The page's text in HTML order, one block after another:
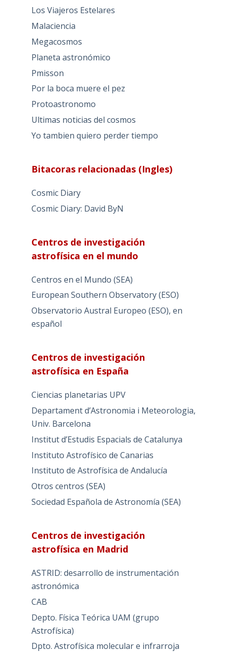
Los Viajeros Estelares
Malaciencia
Megacosmos
Planeta astronómico
Pmisson
Por la boca muere el pez
Protoastronomo
Ultimas noticias del cosmos
Yo tambien quiero perder tiempo
Bitacoras relacionadas (Ingles)
Cosmic Diary
Cosmic Diary: David ByN
Centros de investigación
astrofísica en el mundo
Centros en el Mundo (SEA)
European Southern Observatory (ESO)
Observatorio Austral Europeo (ESO), en
español
Centros de investigación
astrofísica en España
Ciencias planetarias UPV
Departament d’Astronomia i Meteorologia,
Univ. Barcelona
Institut d’Estudis Espacials de Catalunya
Instituto Astrofísico de Canarias
Instituto de Astrofísica de Andalucía
Otros centros (SEA)
Sociedad Española de Astronomía (SEA)
Centros de investigación
astrofísica en Madrid
ASTRID: desarrollo de instrumentación
astronómica
CAB
Depto. Física Teórica UAM (grupo
Astrofísica)
Dpto. Astrofísica molecular e infrarroja